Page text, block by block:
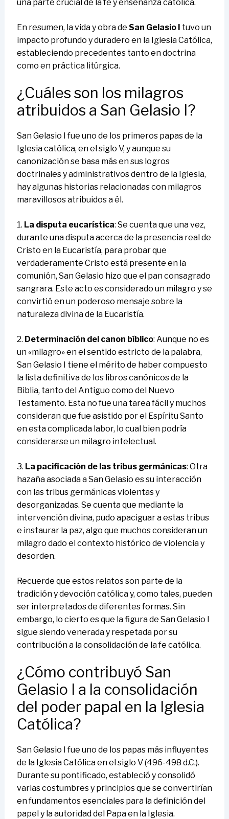
una parte crucial de la fe y enseñanza católica.
En resumen, la vida y obra de San Gelasio I tuvo un
impacto profundo y duradero en la Iglesia Católica,
estableciendo precedentes tanto en doctrina
como en práctica litúrgica.
¿Cuáles son los milagros
atribuidos a San Gelasio I?
San Gelasio I fue uno de los primeros papas de la
Iglesia católica, en el siglo V, y aunque su
canonización se basa más en sus logros
doctrinales y administrativos dentro de la Iglesia,
hay algunas historias relacionadas con milagros
maravillosos atribuidos a él.
1. La disputa eucarística: Se cuenta que una vez,
durante una disputa acerca de la presencia real de
Cristo en la Eucaristía, para probar que
verdaderamente Cristo está presente en la
comunión, San Gelasio hizo que el pan consagrado
sangrara. Este acto es considerado un milagro y se
convirtió en un poderoso mensaje sobre la
naturaleza divina de la Eucaristía.
2. Determinación del canon bíblico: Aunque no es
un «milagro» en el sentido estricto de la palabra,
San Gelasio I tiene el mérito de haber compuesto
la lista definitiva de los libros canónicos de la
Biblia, tanto del Antiguo como del Nuevo
Testamento. Esta no fue una tarea fácil y muchos
consideran que fue asistido por el Espíritu Santo
en esta complicada labor, lo cual bien podría
considerarse un milagro intelectual.
3. La pacificación de las tribus germánicas: Otra
hazaña asociada a San Gelasio es su interacción
con las tribus germánicas violentas y
desorganizadas. Se cuenta que mediante la
intervención divina, pudo apaciguar a estas tribus
e instaurar la paz, algo que muchos consideran un
milagro dado el contexto histórico de violencia y
desorden.
Recuerde que estos relatos son parte de la
tradición y devoción católica y, como tales, pueden
ser interpretados de diferentes formas. Sin
embargo, lo cierto es que la figura de San Gelasio I
sigue siendo venerada y respetada por su
contribución a la consolidación de la fe católica.
¿Cómo contribuyó San
Gelasio I a la consolidación
del poder papal en la Iglesia
Católica?
San Gelasio I fue uno de los papas más influyentes
de la Iglesia Católica en el siglo V (496-498 d.C.).
Durante su pontificado, estableció y consolidó
varias costumbres y principios que se convertirían
en fundamentos esenciales para la definición del
papel y la autoridad del Papa en la Iglesia.